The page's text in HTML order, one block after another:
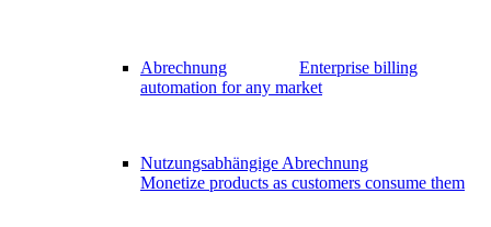
Abrechnung
Enterprise billing
automation for any market
Nutzungsabhängige Abrechnung
Monetize products as customers consume them